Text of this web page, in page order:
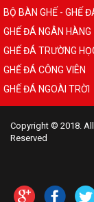
BỘ BÀN GHẾ - GHẾ
GHẾ ĐÁ NGÂN HÀNG
GHẾ ĐÁ TRƯỜNG
GHẾ ĐÁ CÔNG VIÊN
GHẾ ĐÁ NGOÀI TRỜI
Copyright © 2018.
Reserved